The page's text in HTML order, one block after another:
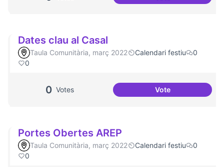
Dates clau al Casal
Taula Comunitària, març 2022 Calendari festiu
0
0
0 Votes VoteDates clau al
Portes Obertes AREP
Taula Comunitària, març 2022 Calendari festiu
0
0